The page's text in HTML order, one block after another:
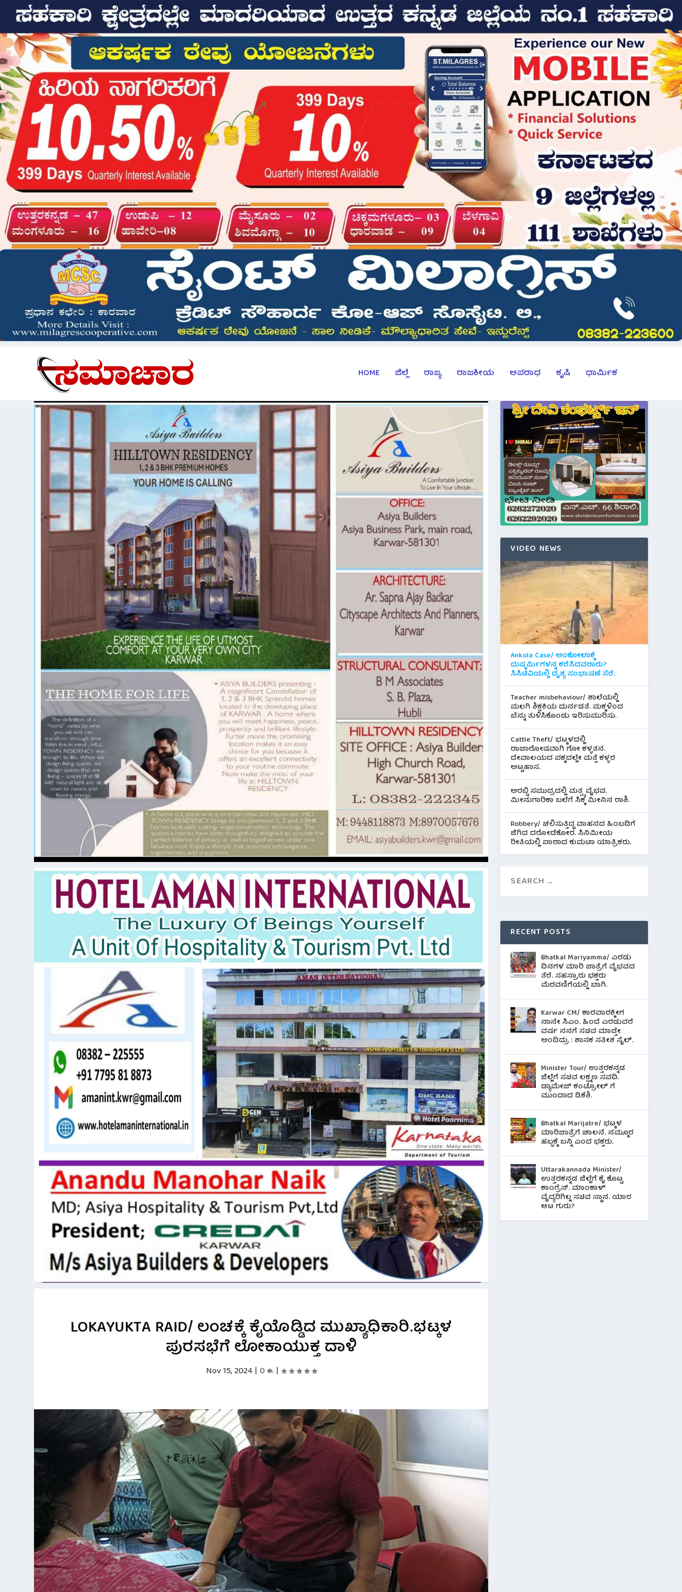
HOME ಜಿಲ್ಲೆ ರಾಜ್ಯ ರಾಜಕೀಯ ಅಪರಾಧ ಕೃಷಿ ಧಾರ್ಮಿಕ
LOKAYUKTA RAID/ ಲಂಚಕ್ಕೆ ಕೈಯೊಡ್ಡಿದ ಮುಖ್ಯಾಧಿಕಾರಿ.ಭಟ್ಕಳ
ಪುರಸಭೆಗೆ ಲೋಕಾಯುಕ್ತ ದಾಳಿ
Nov 15, 2024| 0 |
VIDEO NEWS
Ankola Case/ ಅಂಕೋಲಾಕ್ಕೆ
ದುಷ್ಕರ್ಮಿಗಳನ್ನ ಕರೆಸಿದವರಾರು?
ಸಿಸಿಟಿವಿಯಲ್ಲಿ ದೃಶ್ಯ ಸಂಭಾಷಣೆ ಸೆರೆ.
Teacher misbehaviour/ ಶಾಲೆಯಲ್ಲಿ
ಮಲಗಿ ಶಿಕ್ಷಕಿಯ ದುರ್ನಡತೆ. ಮಕ್ಕಳಿಂದ
ಬೆನ್ನು ತುಳಿಸಿಕೊಂಡು ಇರಿಸುಮುರಿಸು.
Cattle Theft/ ಭಟ್ಕಳದಲ್ಲಿ
ರಾಜಾರೋಷವಾಗಿ ಗೋ ಕಳ್ಳತನ.
ದೇವಾಲಯದ ಪಕ್ಕದಲ್ಲೇ ಮತ್ತೆ ಕಳ್ಳರ
ಅಟ್ಟಹಾಸ.
ಅರಬ್ಬಿ ಸಮುದ್ರದಲ್ಲಿ ಮತ್ಸ್ಯ ವೈಭವ.
ಮೀನುಗಾರಿಕಾ ಬಲೆಗೆ ಸಿಕ್ಕ ಮೀನಿನ‌ ರಾಶಿ.
Robbery/ ಚಲಿಸುತ್ತಿದ್ದ ವಾಹನದ ಹಿಂಬದಿಗೆ
ಜಿಗಿದ ದರೋಡೆಕೋರ. ಸಿನಿಮೀಯ
ರೀತಿಯಲ್ಲಿ ಪಾರಾದ ಕುಮಟಾ ಯಾತ್ರಿಕರು.
RECENT POSTS
Bhatkal Mariyamma/ ಎರಡು
ದಿನಗಳ ಮಾರಿ ಜಾತ್ರೆಗೆ ವೈಭವದ
ತೆರೆ. ಸಹಸ್ರಾರು ಭಕ್ತರು
ಮೆರವಣಿಗೆಯಲ್ಲಿ ಬಾಗಿ.
Karwar CM/ ಕಾರವಾರಕ್ಕೀಗ
ನಾನೇ ಸಿಎಂ. ಹಿಂದೆ ಎರಡುವರೆ
ವರ್ಷ ನನಗೆ ಸಚಿವ ಮಾಡ್ತೇ
ಅಂದಿದ್ರು : ಶಾಸಕ ಸತೀಶ ಸೈಲ್.
Minister Tour/ ಉತ್ತರಕನ್ನಡ
ಜಿಲ್ಲೆಗೆ ಸಚಿವ ಲಕ್ಷ್ಮಣ ಸವದಿ.
ಡ್ಯಾಮೇಜ್ ಕಂಟ್ರೋಲ್ ಗೆ
ಮುಂದಾದ ಡಿಕೆಶಿ.
Bhatkal Marijatre/ ಭಟ್ಕಳ
ಮಾರಿಜಾತ್ರೆಗೆ ಚಾಲನೆ. ನಮ್ಮೂರ
ಹಬ್ಬಕ್ಕೆ ಬನ್ನಿ ಎಂದ ಭಕ್ತರು.
Uttarakannada Minister/
ಉತ್ತರಕನ್ನಡ ಜಿಲ್ಲೆಗೆ ಕೈ ಕೊಟ್ಟ
ಕಾಂಗ್ರೆಸ್. ಮಾಂಕಾಳ್
ವೈದ್ಯರಿಗಿಲ್ಲ ಸಚಿವ ಸ್ಥಾನ. ಯಾರ
ಆಟ ಗುರು?